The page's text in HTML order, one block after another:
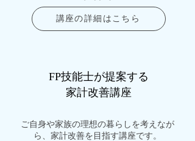
FP技能士が提案する
家計改善講座
ご自身や家族の理想の暮らしを考えなが
ら、家計改善を目指す講座です。
講座の詳細はこちら